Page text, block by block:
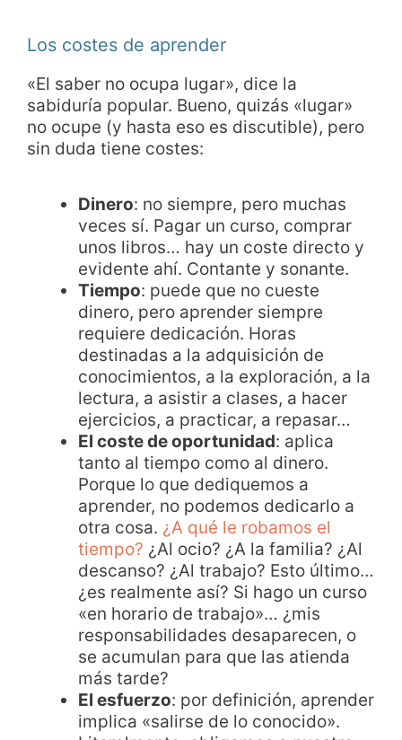
Los costes de aprender
«El saber no ocupa lugar», dice la
sabiduría popular. Bueno, quizás «lugar»
no ocupe (y hasta eso es discutible), pero
sin duda tiene costes:
Dinero: no siempre, pero muchas
veces sí. Pagar un curso, comprar
unos libros… hay un coste directo y
evidente ahí. Contante y sonante.
Tiempo: puede que no cueste
dinero, pero aprender siempre
requiere dedicación. Horas
destinadas a la adquisición de
conocimientos, a la exploración, a la
lectura, a asistir a clases, a hacer
ejercicios, a practicar, a repasar…
El coste de oportunidad: aplica
tanto al tiempo como al dinero.
Porque lo que dediquemos a
aprender, no podemos dedicarlo a
otra cosa. ¿A qué le robamos el
tiempo? ¿Al ocio? ¿A la familia? ¿Al
descanso? ¿Al trabajo? Esto último…
¿es realmente así? Si hago un curso
«en horario de trabajo»… ¿mis
responsabilidades desaparecen, o
se acumulan para que las atienda
más tarde?
El esfuerzo: por definición, aprender
implica «salirse de lo conocido».